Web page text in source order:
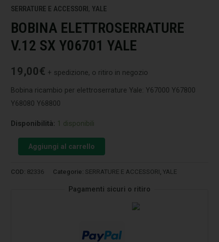
SERRATURE E ACCESSORI, YALE
BOBINA ELETTROSERRATURE
V.12 SX Y06701 YALE
19,00€ + spedizione, o ritiro in negozio
Bobina ricambio per elettroserrature Yale: Y67000 Y67800
Y68080 Y68800
Disponibilità: 1 disponibili
Aggiungi al carrello
COD: 82336 Categorie: SERRATURE E ACCESSORI ,YALE
Pagamenti sicuri o ritiro